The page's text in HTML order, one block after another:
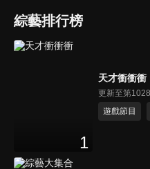
綜藝排行榜
1
天才衝衝衝
更新至第
遊戲節目